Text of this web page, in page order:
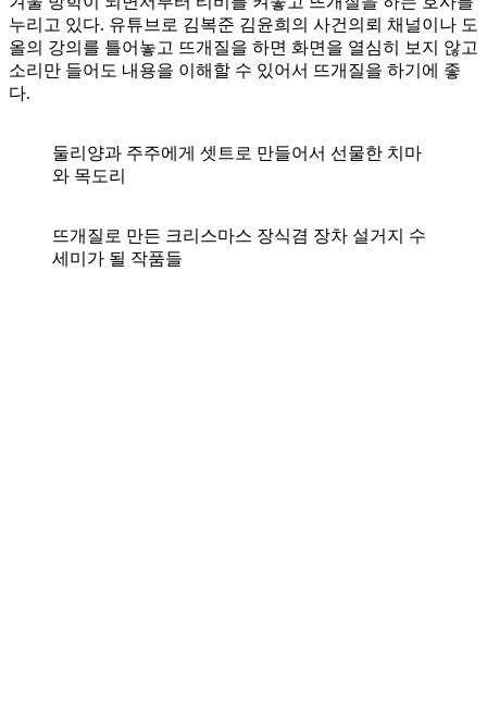
누리고 있다. 유튜브로 김복준 김윤희의 사건의뢰 채널이나 도
올의 강의를 틀어놓고 뜨개질을 하면 화면을 열심히 보지 않고
소리만 들어도 내용을 이해할 수 있어서 뜨개질을 하기에 좋
다.
둘리양과 주주에게 셋트로 만들어서 선물한 치마
와 목도리
뜨개질로 만든 크리스마스 장식겸 장차 설거지 수
세미가 될 작품들